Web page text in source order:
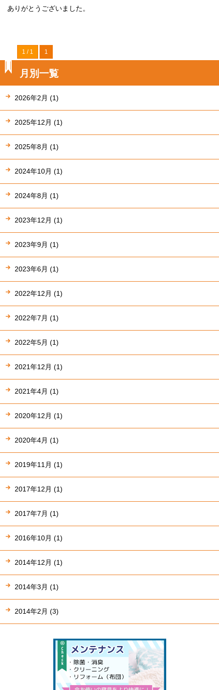
ありがとうございました。
1 / 1 1
月別一覧
2026年2月 (1)
2025年12月 (1)
2025年8月 (1)
2024年10月 (1)
2024年8月 (1)
2023年12月 (1)
2023年9月 (1)
2023年6月 (1)
2022年12月 (1)
2022年7月 (1)
2022年5月 (1)
2021年12月 (1)
2021年4月 (1)
2020年12月 (1)
2020年4月 (1)
2019年11月 (1)
2017年12月 (1)
2017年7月 (1)
2016年10月 (1)
2014年12月 (1)
2014年3月 (1)
2014年2月 (3)